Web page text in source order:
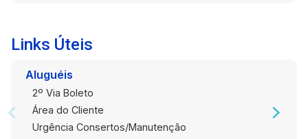
Links Úteis
Aluguéis
2º Via Boleto
Área do Cliente
Urgência Consertos/Manutenção